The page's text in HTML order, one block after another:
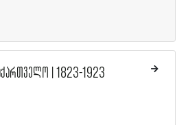
| 1823-1923